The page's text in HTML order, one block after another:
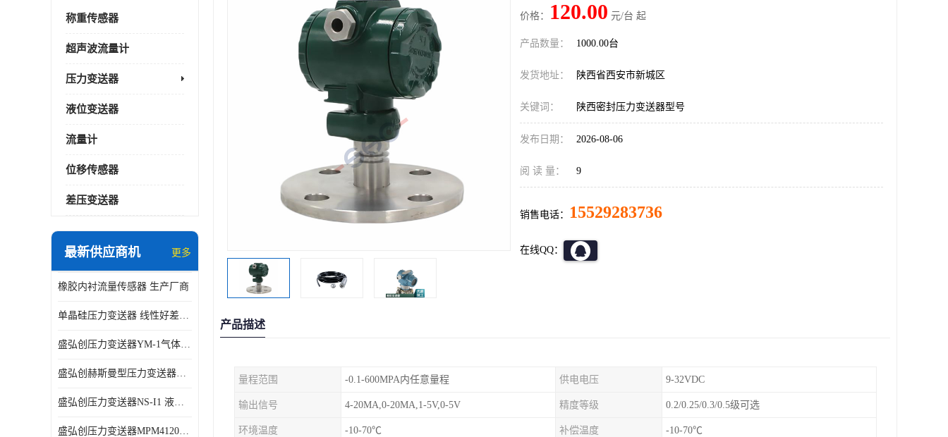
称重传感器
超声波流量计
压力变送器
液位变送器
流量计
位移传感器
差压变送器
最新供应商机 更多
橡胶内衬流量传感器 生产厂商
单晶硅压力变送器 线性好差压变送器
盛弘创压力变送器YM-1气体压力传感器负压计
盛弘创赫斯曼型压力变送器HG200 液体压力传感器负压计
盛弘创压力变送器NS-I1 液体压力传感器负压计
盛弘创压力变送器MPM4120C 液体压力传感器负压计
价格： 120.00 元/台 起
产品数量： 1000.00台
发货地址： 陕西省西安市新城区
关键词： 陕西密封压力变送器型号
发布日期： 2026-08-06
阅 读 量： 9
销售电话： 15529283736
在线QQ：
产品描述
量程范围 -0.1-600MPA内任意量程 供电电压 9-32VDC
输出信号 4-20MA,0-20MA,1-5V,0-5V 精度等级 0.2/0.25/0.3/0.5级可选
环境温度 -10-70℃ 补偿温度 -10-70℃